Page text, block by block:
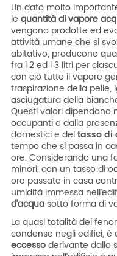
Un dato molto
le quantità di vapore
vengono prodotte ed
attività umane che si
abitativo, producono
fra i 2 ed i 3 litri per
con ciò tutto il vapore
traspirazione della pelle,
asciugatura della
Questi valori dipendono
occupanti e dalla
domestici e deltasso di
tempo che si passa in
ore. Considerando una
minori, con un tasso di
ore passate in casa
umidità immessa
d’acquasotto forma di
La quasi totalità dei
condense negli edifici, è
eccessoderivante dallo